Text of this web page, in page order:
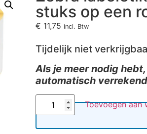
stuks op een
€ 11,75 incl. Btw
Tijdelijk niet
Als je meer nodig
automatisch
Toevoegen aan